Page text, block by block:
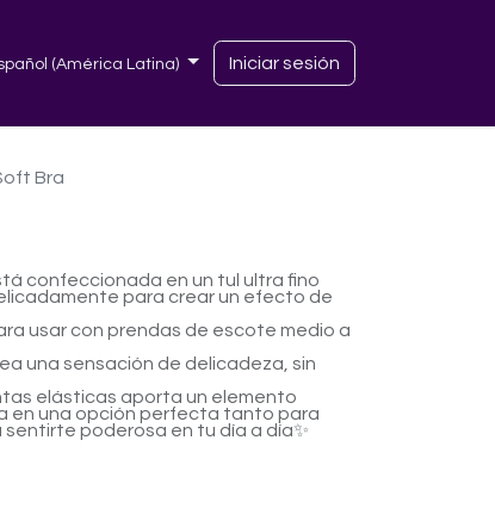
(América Latina) Iniciar sesión
Bra
confeccionada en un tul ultra fino
para crear un efecto de
usar con prendas de escote medio a
una sensación de delicadeza, sin
elásticas aporta un elemento
en una opción perfecta tanto para
poderosa en tu día a día✨